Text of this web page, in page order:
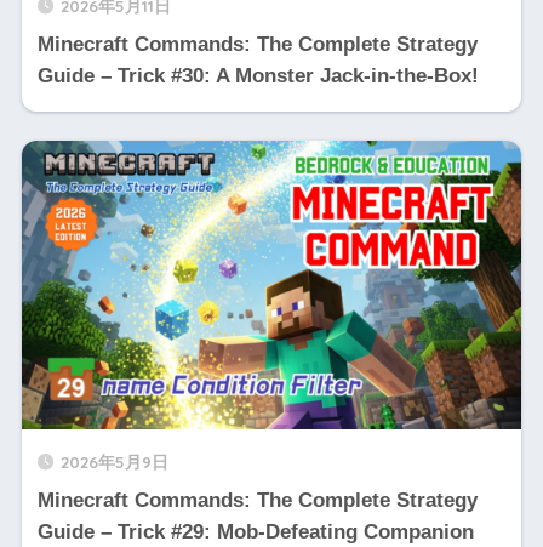
2026年5月11日
Minecraft Commands: The Complete Strategy
Guide – Trick #30: A Monster Jack-in-the-Box!
2026年5月9日
Minecraft Commands: The Complete Strategy
Guide – Trick #29: Mob-Defeating Companion